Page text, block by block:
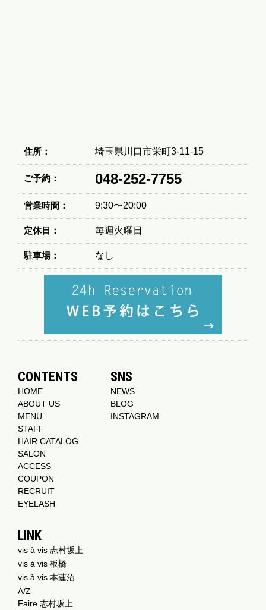
住所： 埼玉県川口市栄町3-11-15
ご予約： 048-252-7755
営業時間： 9:30〜20:00
定休日： 毎週火曜日
駐車場： なし
CONTENTS
HOME
ABOUT US
MENU
STAFF
HAIR CATALOG
SALON
ACCESS
COUPON
RECRUIT
EYELASH
SNS
NEWS
BLOG
INSTAGRAM
LINK
vis à vis 志村坂上
vis à vis 板橋
vis à vis 本蓮沼
A/Z
Faire 志村坂上